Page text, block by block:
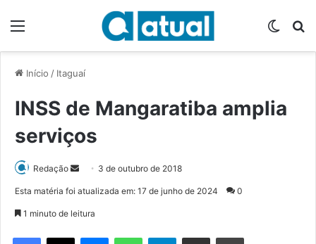
Início / Itaguaí
INSS de Mangaratiba amplia
serviços
Redação
d
e
3 de outubro de 2018
Esta matéria foi atualizada em: 17 de junho de 2024 0
1 minuto de leitura
Telegram